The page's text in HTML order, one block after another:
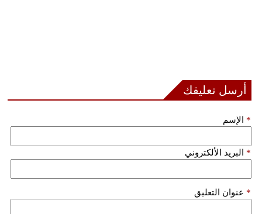
أرسل تعليقك
الإسم *
البريد الألكتروني *
عنوان التعليق *